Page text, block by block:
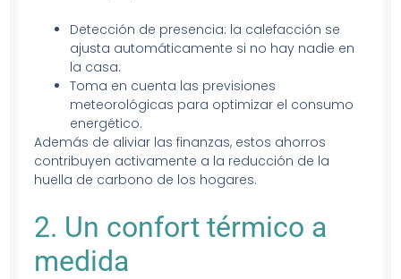
Detección de presencia: la calefacción se
ajusta automáticamente si no hay nadie en
la casa.
Toma en cuenta las previsiones
meteorológicas para optimizar el consumo
energético.
Además de aliviar las finanzas, estos ahorros
contribuyen activamente a la reducción de la
huella de carbono de los hogares.
2. Un confort térmico a
medida